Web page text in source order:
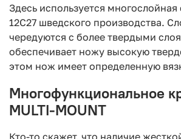
Здесь используется многослойная
12C27 шведского производства.
чередуются с более твердыми
обеспечивает ножу высокую
этом нож имеет определенную
Многофункциональное
MULTI-MOUNT
Кто-то скажет, что наличие